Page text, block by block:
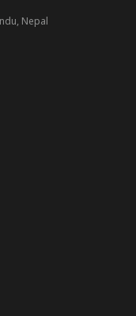
Nepal